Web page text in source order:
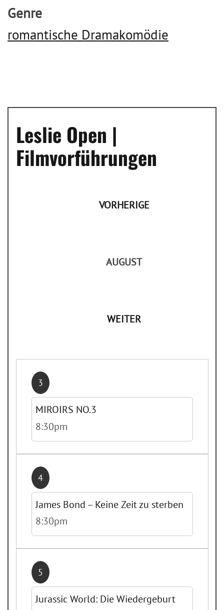
Genre
romantische Dramakomödie
Leslie Open |
Filmvorführungen
VORHERIGE
AUGUST
WEITER
3
MIROIRS NO.3
8:30pm
4
James Bond – Keine Zeit zu sterben
8:30pm
5
Jurassic World: Die Wiedergeburt